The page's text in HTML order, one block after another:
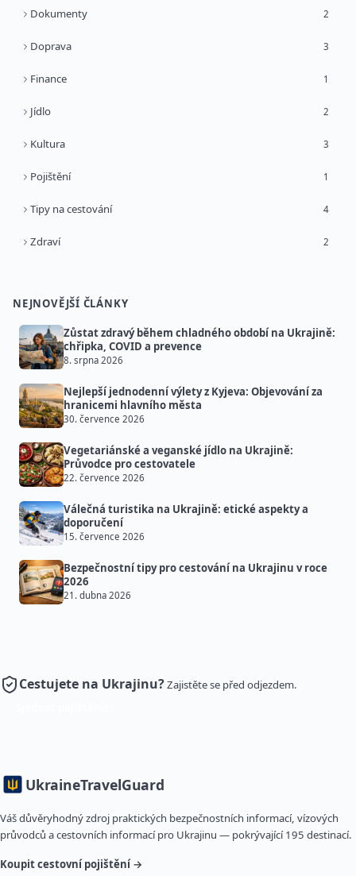
Dokumenty 2
Doprava 3
Finance 1
Jídlo 2
Kultura 3
Pojištění 1
Tipy na cestování 4
Zdraví 2
NEJNOVĚJŠÍ ČLÁNKY
Zůstat zdravý během chladného období na Ukrajině:
chřipka, COVID a prevence
8. srpna 2026
Nejlepší jednodenní výlety z Kyjeva: Objevování za
hranicemi hlavního města
30. července 2026
Vegetariánské a veganské jídlo na Ukrajině:
Průvodce pro cestovatele
22. července 2026
Válečná turistika na Ukrajině: etické aspekty a
doporučení
15. července 2026
Bezpečnostní tipy pro cestování na Ukrajinu v roce
2026
21. dubna 2026
Cestujete na Ukrajinu?Zajistěte se před odjezdem.
UkraineTravelGuard
Váš důvěryhodný zdroj praktických bezpečnostních informací, vízových
průvodců a cestovních informací pro Ukrajinu — pokrývající 195 destinací.
Koupit cestovní pojištění →